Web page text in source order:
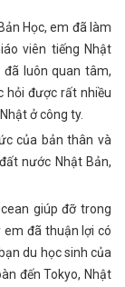
Học, em đã làm
viên tiếng Nhật
luôn quan tâm,
hỏi được rất nhiều
ở công ty.
của bản thân và
nước Nhật Bản,
giúp đỡ trong
em đã thuận lợi có
du học sinh của
đến Tokyo, Nhật